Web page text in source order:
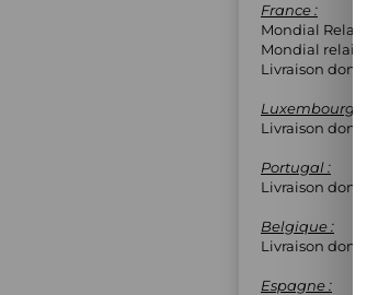
France :
Mondial Relay
Mondial relais
Livraison
Luxembourg :
Livraison
Portugal :
Livraison
Belgique :
Livraison
Espagne :